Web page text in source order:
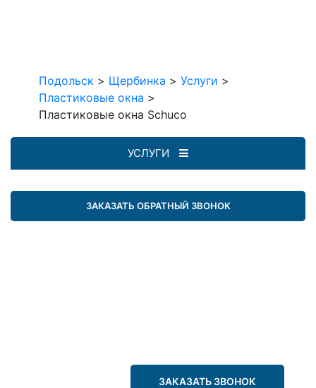
Подольск > Щербинка > Услуги >
Пластиковые окна >
Пластиковые окна Schuco
УСЛУГИ
ЗАКАЗАТЬ ОБРАТНЫЙ ЗВОНОК
ЗАКАЗАТЬ ЗВОНОК